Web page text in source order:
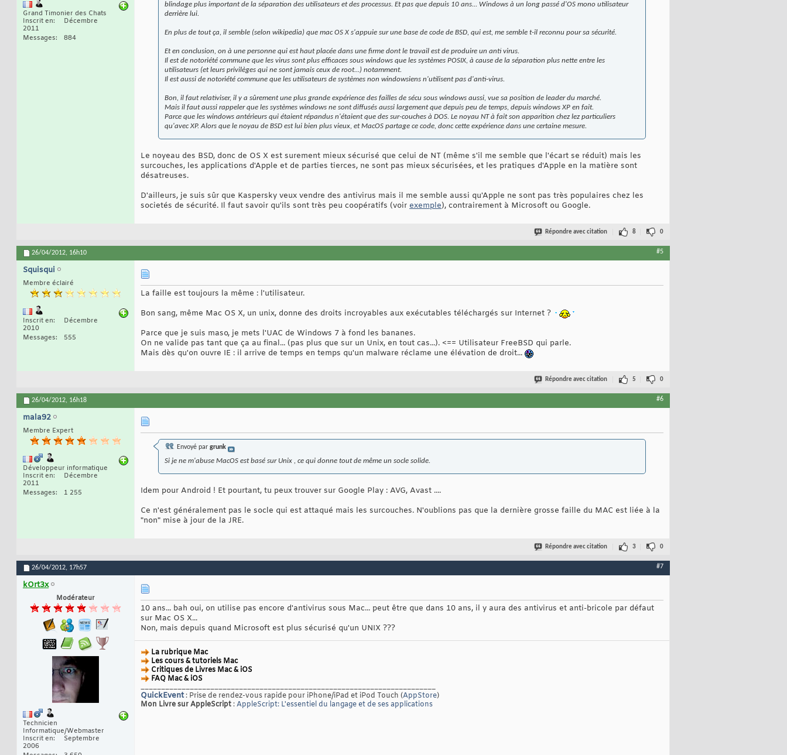
Grand Timonier des Chats
Inscrit en
Décembre
2011
Messages
884
blindage plus important de la séparation des utilisateurs et des processus. Et pas que depuis 10 ans... Windows à un long passé d'OS mono utilisateur
derrière lui.
En plus de tout ça, il semble (selon wikipedia) que mac OS X s'appuie sur une base de code de BSD, qui est, me semble t-il reconnu pour sa sécurité.
Et en conclusion, on à une personne qui est haut placée dans une firme dont le travail est de produire un anti virus.
Il est de notoriété commune que les virus sont plus efficaces sous windows que les systèmes POSIX, à cause de la séparation plus nette entre les
utilisateurs (et leurs privilèges qui ne sont jamais ceux de root...) notamment.
Il est aussi de notoriété commune que les utilisateurs de systèmes non windowsiens n'utilisent pas d'anti-virus.
Bon, il faut relativiser, il y a sûrement une plus grande expérience des failles de sécu sous windows aussi, vue sa position de leader du marché.
Mais il faut aussi rappeler que les systèmes windows ne sont diffusés aussi largement que depuis peu de temps, depuis windows XP en fait.
Parce que les windows antérieurs qui étaient répandus n'étaient que des sur-couches à DOS. Le noyau NT à fait son apparition chez lez particuliers
qu'avec XP. Alors que le noyau de BSD est lui bien plus vieux, et MacOS partage ce code, donc cette expérience dans une certaine mesure.
Le noyeau des BSD, donc de OS X est surement mieux sécurisé que celui de NT (même s'il me semble que l'écart se réduit) mais les
surcouches, les applications d'Apple et de parties tierces, ne sont pas mieux sécurisées, et les pratiques d'Apple en la matière sont
désatreuses.
D'ailleurs, je suis sûr que Kaspersky veux vendre des antivirus mais il me semble aussi qu'Apple ne sont pas très populaires chez les
societés de sécurité. Il faut savoir qu'ils sont très peu coopératifs (voir exemple), contrairement à Microsoft ou Google.
Répondre avec citation 8 0
26/04/2012, 16h10 #5
Squisqui
Membre éclairé
Inscrit en
Décembre
2010
Messages
555
La faille est toujours la même : l'utilisateur.
Bon sang, même Mac OS X, un unix, donne des droits incroyables aux exécutables téléchargés sur Internet ?
Parce que je suis maso, je mets l'UAC de Windows 7 à fond les bananes.
On ne valide pas tant que ça au final... (pas plus que sur un Unix, en tout cas...). <== Utilisateur FreeBSD qui parle.
Mais dès qu'on ouvre IE : il arrive de temps en temps qu'un malware réclame une élévation de droit...
Répondre avec citation 5 0
26/04/2012, 16h18 #6
mala92
Membre Expert
Développeur informatique
Inscrit en
Décembre
2011
Messages
1 255
Envoyé par grunk
Si je ne m'abuse MacOS est basé sur Unix , ce qui donne tout de même un socle solide.
Idem pour Android ! Et pourtant, tu peux trouver sur Google Play : AVG, Avast ....
Ce n'est généralement pas le socle qui est attaqué mais les surcouches. N'oublions pas que la dernière grosse faille du MAC est liée à la
"non" mise à jour de la JRE.
Répondre avec citation 3 0
26/04/2012, 17h57 #7
kOrt3x
Modérateur
Technicien
Informatique/Webmaster
Inscrit en
Septembre
2006
10 ans... bah oui, on utilise pas encore d'antivirus sous Mac... peut être que dans 10 ans, il y aura des antivirus et anti-bricole par défaut
sur Mac OS X...
Non, mais depuis quand Microsoft est plus sécurisé qu'un UNIX ???
La rubrique Mac
Les cours & tutoriels Mac
Critiques de Livres Mac & iOS
FAQ Mac & iOS
________________________________________________________________________
QuickEvent: Prise de rendez-vous rapide pour iPhone/iPad et iPod Touch (AppStore)
Mon Livre sur AppleScript :AppleScript: L'essentiel du langage et de ses applications